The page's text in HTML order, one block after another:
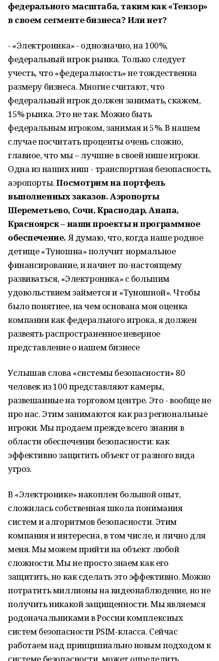
федерального масштаба, таким как «Тензор»
в своем сегменте бизнеса? Или нет?
- «Электроника» - однозначно, на 100%,
федеральный игрок рынка. Только следует
учесть, что «федеральность» не тождественна
размеру бизнеса. Многие считают, что
федеральный игрок должен занимать, скажем,
15% рынка. Это не так. Можно быть
федеральным игроком, занимая и 5%. В нашем
случае посчитать проценты очень сложно,
главное, что мы – лучшие в своей нише игроки.
Одна из наших ниш - транспортная безопасность,
аэропорты.Посмотрим на портфель
выполненных заказов. Аэропорты
Шереметьево, Сочи, Краснодар, Анапа,
Красноярск – наши проекты и программное
обеспечение. Я думаю, что, когда наше родное
детище «Туношна» получит нормальное
финансирование, и начнет по-настоящему
развиваться, «Электроника» с большим
удовольствием займется и «Туношной». Чтобы
было понятнее, на чем основана моя оценка
компании как федерального игрока, я должен
развеять распространенное неверное
представление о нашем бизнесе
Услышав слова «системы безопасности» 80
человек из 100 представляют камеры,
развешанные на торговом центре. Это - вообще не
про нас. Этим занимаются как раз региональные
игроки. Мы продаем прежде всего знания в
области обеспечения безопасности: как
эффективно защитить объект от разного вида
угроз.
В «Электронике» накоплен большой опыт,
сложилась собственная школа понимания
систем и алгоритмов безопасности. Этим
компания и интересна, в том числе, и лично для
меня. Мы можем прийти на объект любой
сложности. Мы не просто знаем как его
защитить, но как сделать это эффективно. Можно
потратить миллионы на видеонаблюдение, но не
получить никакой защищенности. Мы являемся
родоначальниками в России комплексных
систем безопасности PSIM-класса. Сейчас
работаем над принципиально новым подходом к